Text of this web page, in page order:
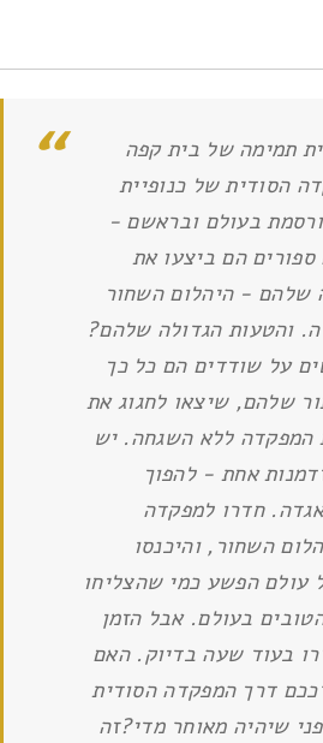
תמימה של בית קפה
הסודית של כנופיית
בעולם ובראשם -
ספורים הם ביצעו את
שלהם - היהלום השחור
והטעות הגדולה שלהם?
על שודדים הם כל כך
שלהם, שיצאו לחגוג את
המפקדה ללא השגחה. יש
אחת - להפוך
חדרו למפקדה
השחור, והיכנסו
עולם הפשע כמי שהצליחו
בעולם. אבל הזמן
בעוד שעה בדיוק. האם
דרך המפקדה הסודית
שיהיה מאוחר מדי?זה